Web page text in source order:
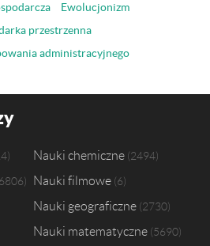
Ewolucjonizm
przestrzenna
administracyjnego
Nauki chemiczne 2494
Nauki filmowe 6
Nauki geograficzne 2730
Nauki matematyczne 5690